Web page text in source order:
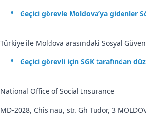
Geçici görevle Moldova’ya gidenler
Türkiye ile Moldova arasındaki Sosyal
Geçici görevli için SGK tarafından
National Office of Social Insurance
MD-2028, Chisinau, str. Gh Tudor, 3